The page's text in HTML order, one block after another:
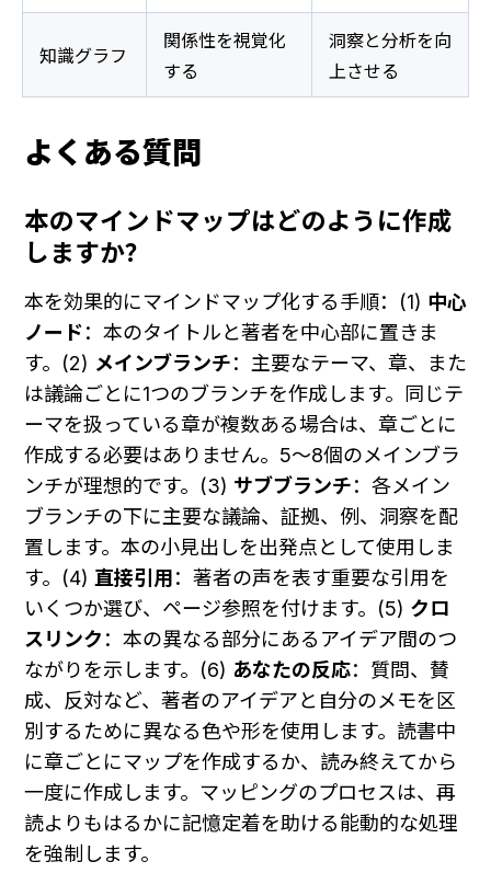
知識グラフ
関係性を視覚化
する
洞察と分析を向
上させる
よくある質問
本のマインドマップはどのように作成
しますか？
本を効果的にマインドマップ化する手順：(1) 中心
ノード：本のタイトルと著者を中心部に置きま
す。(2) メインブランチ：主要なテーマ、章、また
は議論ごとに1つのブランチを作成します。同じテ
ーマを扱っている章が複数ある場合は、章ごとに
作成する必要はありません。5～8個のメインブラ
ンチが理想的です。(3) サブブランチ：各メイン
ブランチの下に主要な議論、証拠、例、洞察を配
置します。本の小見出しを出発点として使用しま
す。(4) 直接引用：著者の声を表す重要な引用を
いくつか選び、ページ参照を付けます。(5) クロ
スリンク ：本の異なる部分にあるアイデア間のつ
ながりを示します。(6) あなたの反応：質問、賛
成、反対など、著者のアイデアと自分のメモを区
別するために異なる色や形を使用します。読書中
に章ごとにマップを作成するか、読み終えてから
一度に作成します。マッピングのプロセスは、再
読よりもはるかに記憶定着を助ける能動的な処理
を強制します。